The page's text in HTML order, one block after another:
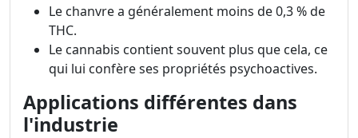
Le chanvre a généralement moins de 0,3 % de
THC.
Le cannabis contient souvent plus que cela, ce
qui lui confère ses propriétés psychoactives.
Applications différentes dans
l'industrie